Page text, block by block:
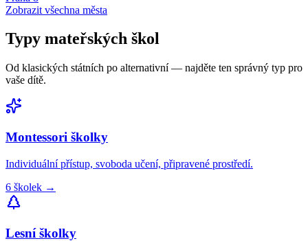
Zobrazit všechna města
Typy mateřských škol
Od klasických státních po alternativní — najděte ten správný typ pro
vaše dítě.
Montessori školky
Individuální přístup, svoboda učení, připravené prostředí.
6 školek →
Lesníškolky